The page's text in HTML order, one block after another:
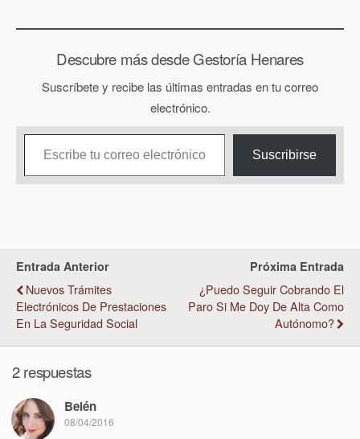
Descubre más desde Gestoría Henares
Suscríbete y recibe las últimas entradas en tu correo
electrónico.
Escribe tu correo electrónico…
Suscribirse
Entrada Anterior
Nuevos Trámites
Electrónicos De Prestaciones
En La Seguridad Social
Próxima Entrada
¿Puedo Seguir Cobrando El
Paro Si Me Doy De Alta Como
Autónomo?
2 respuestas
Belén
08/04/2016